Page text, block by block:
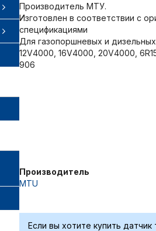
Производитель МТУ.
Изготовлен в соответствии с
спецификациями
Для газопоршневых и
12V4000, 16V4000, 20V4000,
906
Производитель
MTU
Если вы хотите купить